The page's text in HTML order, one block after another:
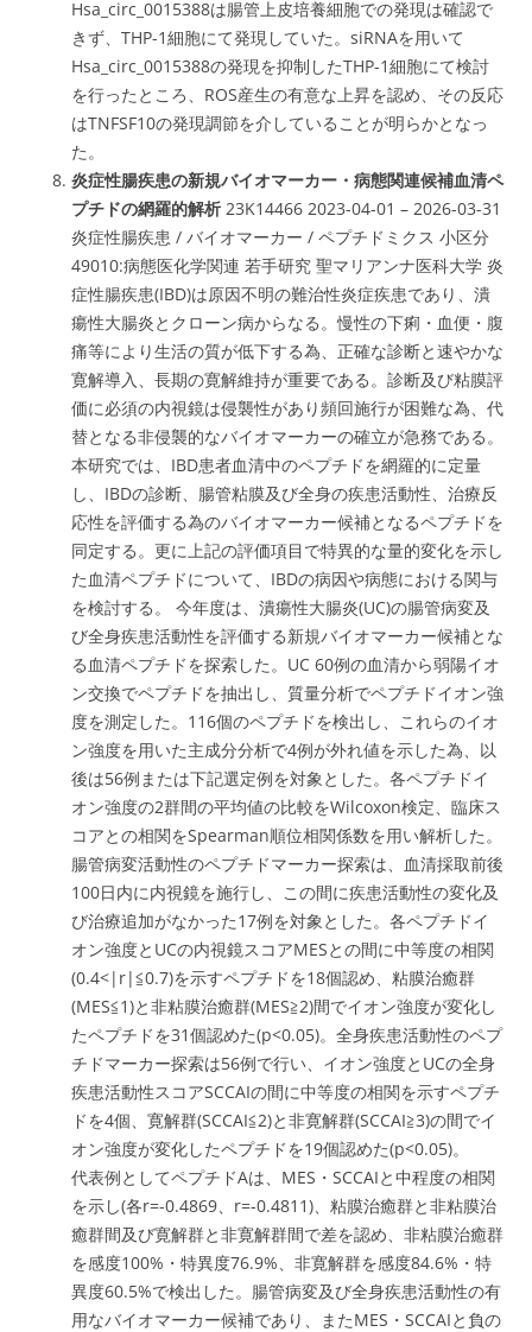
Hsa_circ_0015388は腸管上皮培養細胞での発現は確認で
きず、THP-1細胞にて発現していた。siRNAを用いて
Hsa_circ_0015388の発現を抑制したTHP-1細胞にて検討
を行ったところ、ROS産生の有意な上昇を認め、その反応
はTNFSF10の発現調節を介していることが明らかとなっ
た。
炎症性腸疾患の新規バイオマーカー・病態関連候補血清ペ
プチドの網羅的解析 23K14466 2023-04-01 – 2026-03-31
炎症性腸疾患 / バイオマーカー / ペプチドミクス 小区分
49010:病態医化学関連 若手研究 聖マリアンナ医科大学 炎
症性腸疾患(IBD)は原因不明の難治性炎症疾患であり、潰
瘍性大腸炎とクローン病からなる。慢性の下痢・血便・腹
痛等により生活の質が低下する為、正確な診断と速やかな
寛解導入、長期の寛解維持が重要である。診断及び粘膜評
価に必須の内視鏡は侵襲性があり頻回施行が困難な為、代
替となる非侵襲的なバイオマーカーの確立が急務である。
本研究では、IBD患者血清中のペプチドを網羅的に定量
し、IBDの診断、腸管粘膜及び全身の疾患活動性、治療反
応性を評価する為のバイオマーカー候補となるペプチドを
同定する。更に上記の評価項目で特異的な量的変化を示し
た血清ペプチドについて、IBDの病因や病態における関与
を検討する。 今年度は、潰瘍性大腸炎(UC)の腸管病変及
び全身疾患活動性を評価する新規バイオマーカー候補とな
る血清ペプチドを探索した。UC 60例の血清から弱陽イオ
ン交換でペプチドを抽出し、質量分析でペプチドイオン強
度を測定した。116個のペプチドを検出し、これらのイオ
ン強度を用いた主成分分析で4例が外れ値を示した為、以
後は56例または下記選定例を対象とした。各ペプチドイ
オン強度の2群間の平均値の比較をWilcoxon検定、臨床ス
コアとの相関をSpearman順位相関係数を用い解析した。
腸管病変活動性のペプチドマーカー探索は、血清採取前後
100日内に内視鏡を施行し、この間に疾患活動性の変化及
び治療追加がなかった17例を対象とした。各ペプチドイ
オン強度とUCの内視鏡スコアMESとの間に中等度の相関
(0.4<|r|≦0.7)を示すペプチドを18個認め、粘膜治癒群
(MES≦1)と非粘膜治癒群(MES≧2)間でイオン強度が変化し
たペプチドを31個認めた(p<0.05)。全身疾患活動性のペプ
チドマーカー探索は56例で行い、イオン強度とUCの全身
疾患活動性スコアSCCAIの間に中等度の相関を示すペプチ
ドを4個、寛解群(SCCAI≦2)と非寛解群(SCCAI≧3)の間でイ
オン強度が変化したペプチドを19個認めた(p<0.05)。
代表例としてペプチドAは、MES・SCCAIと中程度の相関
を示し(各r=-0.4869、r=-0.4811)、粘膜治癒群と非粘膜治
癒群間及び寛解群と非寛解群間で差を認め、非粘膜治癒群
を感度100%・特異度76.9%、非寛解群を感度84.6%・特
異度60.5%で検出した。腸管病変及び全身疾患活動性の有
用なバイオマーカー候補であり、またMES・SCCAIと負の